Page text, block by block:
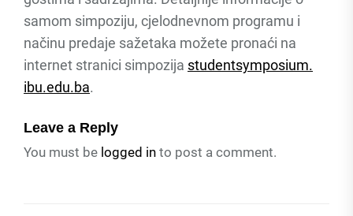
samom simpoziju, cjelodnevnom programu i
načinu predaje sažetaka možete pronaći na
internet stranici simpozija studentsymposium.
ibu.edu.ba.
Leave a Reply
You must be logged in to post a comment.